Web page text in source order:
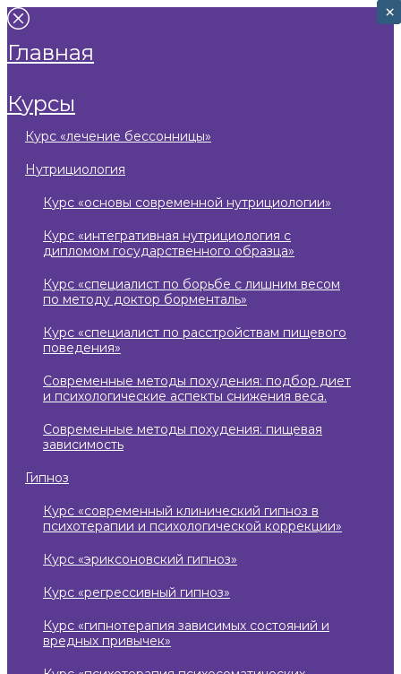
главная
курсы
курс «лечение бессонницы»
нутрициология
курс «основы современной нутрициологии»
курс «интегративная нутрициология с
дипломом государственного образца»
курс «специалист по борьбе с лишним весом
по методу доктор борменталь»
курс «специалист по расстройствам пищевого
поведения»
современные методы похудения: подбор диет
и психологические аспекты снижения веса.
современные методы похудения: пищевая
зависимость
гипноз
курс «современный клинический гипноз в
психотерапии и психологической коррекции»
курс «эриксоновский гипноз»
курс «регрессивный гипноз»
курс «гипнотерапия зависимых состояний и
вредных привычек»
×
×